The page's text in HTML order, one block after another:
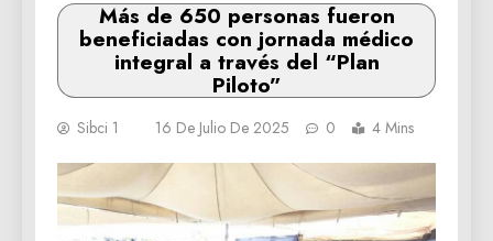
Más de 650 personas fueron
beneficiadas con jornada médico
integral a través del “Plan
Piloto”
Sibci 1 16 De Julio De 2025 0 4 Mins